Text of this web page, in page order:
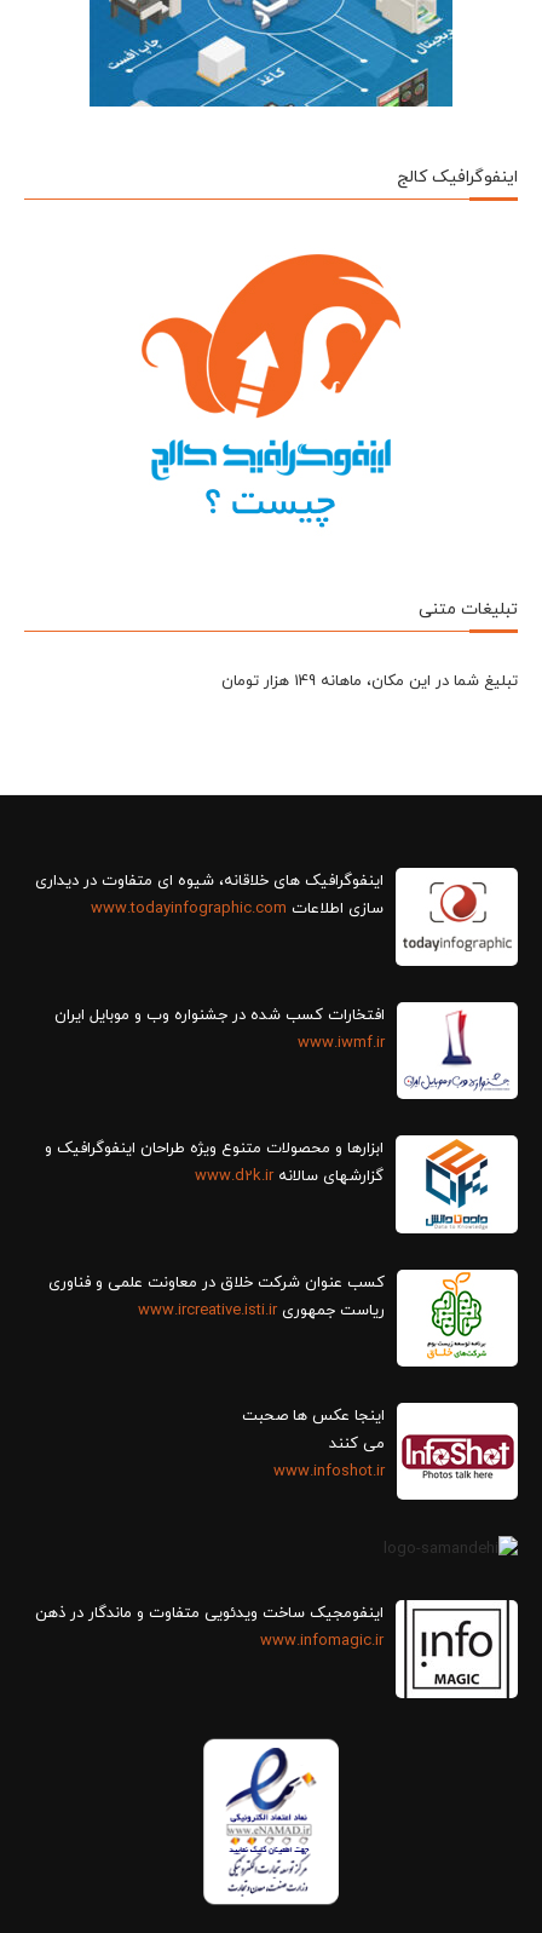
اینفوگرافیک کالج
تبلیغات متنی
تبلیغ شما در این مکان، ماهانه 149 هزار تومان
سازی اطلاعات www.todayinfographic.com
افتخارات کسب شده در جشنواره وب و موبایل ایران
www.iwmf.ir
ابزارها و محصولات متنوع ویژه طراحان اینفوگرافیک و
گزارش‎های سالانه
www.d2k.ir
کسب عنوان شرکت خلاق در معاونت علمی و فناوری
ریاست جمهوریwww.ircreative.isti.ir
اینجا عکس ها صحبت
می کنند
www.infoshot.ir
اینفومجیک ساخت ویدئویی متفاوت و ماندگار در ذهن
www.infomagic.ir